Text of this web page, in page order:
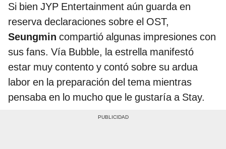
Si bien JYP Entertainment aún guarda en
reserva declaraciones sobre el OST,
Seungmin compartió algunas impresiones con
sus fans. Vía Bubble, la estrella manifestó
estar muy contento y contó sobre su ardua
labor en la preparación del tema mientras
pensaba en lo mucho que le gustaría a Stay.